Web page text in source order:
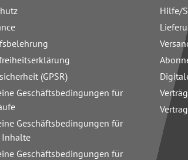
(GPSR)
Geschäftsbedingungen für
Geschäftsbedingungen für
Inhalte
Geschäftsbedingungen für
Hilfe/